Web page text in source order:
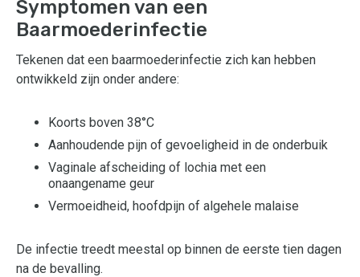
Symptomen van een
Baarmoederinfectie
Tekenen dat een baarmoederinfectie zich kan hebben
ontwikkeld zijn onder andere:
Koorts boven 38°C
Aanhoudende pijn of gevoeligheid in de onderbuik
Vaginale afscheiding of lochia met een
onaangename geur
Vermoeidheid, hoofdpijn of algehele malaise
De infectie treedt meestal op binnen de eerste tien dagen
na de bevalling.